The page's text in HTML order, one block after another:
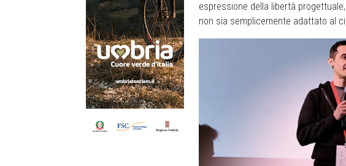
espressione della libertà
non sia semplicemente adattato al